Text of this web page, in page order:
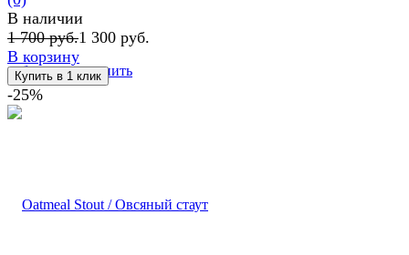
избранное сравнить
В наличии
1 700 руб.1 300 руб.
В корзину
-25%